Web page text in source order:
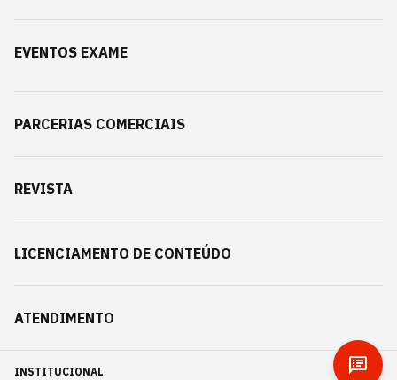
EVENTOS EXAME
PARCERIAS COMERCIAIS
REVISTA
LICENCIAMENTO DE CONTEÚDO
ATENDIMENTO
INSTITUCIONAL